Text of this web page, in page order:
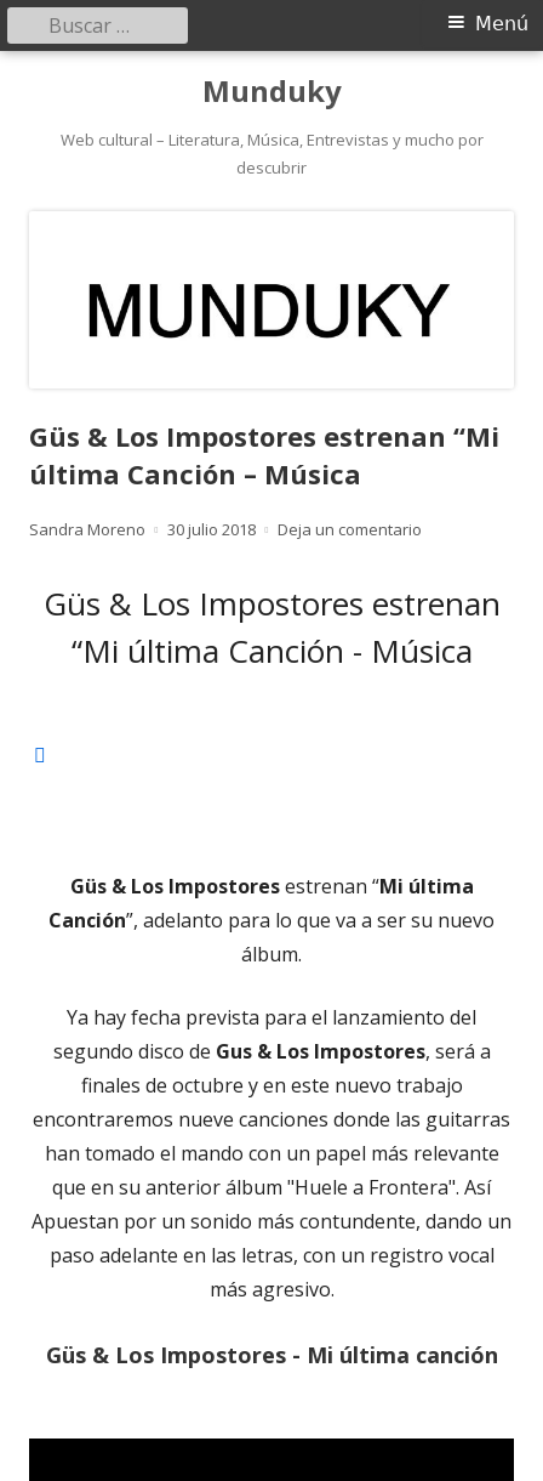
contenido
Munduky
Web cultural – Literatura, Música, Entrevistas y mucho por
descubrir
Menú
Menú
Buscar:
Güs & Los Impostores estrenan “Mi
última Canción – Música
Autor
Sandra Moreno
Publicado
30 julio 2018 Deja un comentario
Güs & Los Impostores estrenan
“Mi última Canción - Música
nueva
Güs & Los Impostoresestrenan “Mi última
Canción”, adelanto para lo que va a ser su nuevo
álbum.
Ya hay fecha prevista para el lanzamiento del
segundo disco de Gus & Los Impostores, será a
finales de octubre y en este nuevo trabajo
encontraremos nueve canciones donde las guitarras
han tomado el mando con un papel más relevante
que en su anterior álbum "Huele a Frontera". Así
Apuestan por un sonido más contundente, dando un
paso adelante en las letras, con un registro vocal
más agresivo.
Güs & Los Impostores - Mi última canción